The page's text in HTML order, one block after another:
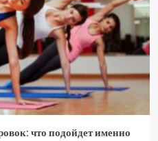
что подойдет именно